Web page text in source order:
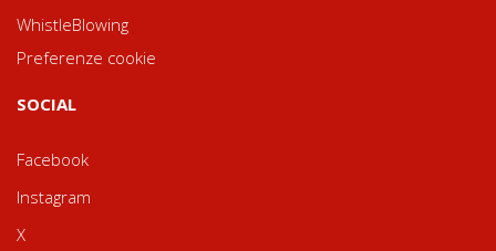
WhistleBlowing
Preferenze cookie
SOCIAL
Facebook
Instagram
X